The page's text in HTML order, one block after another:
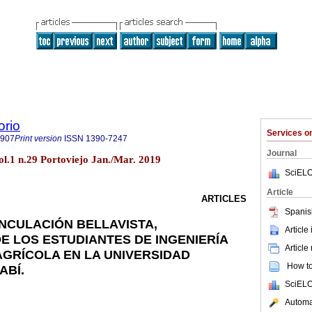
Services
Journal
Article
Article
Article
How
Print version ISSN 1390-7247
n.29 Portoviejo Jan./Mar. 2019
ARTICLES
BELLAVISTA,
LOS ESTUDIANTES DE INGENIERÍA
EN LA UNIVERSIDAD